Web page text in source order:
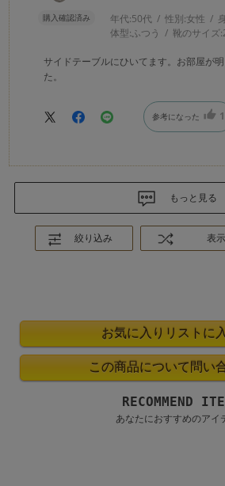
購入確認済み 年代:50代 性別:女性
体型:ふつう 靴のサイズ:
サイドテーブルにひいてます。お部屋が
た。
参考になった 1
もっと見る
絞り込み 表
RECOMMEND
あなたにおすすめのアイ